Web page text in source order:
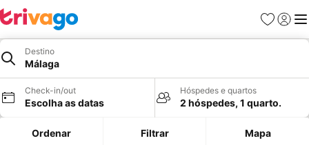
Favoritos
Iniciar
Destino
Málaga
Check-in/out
Escolha as datas
Hóspedes e quartos
2 hóspedes, 1 quarto.
Ordenar Filtrar Mapa